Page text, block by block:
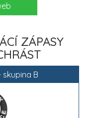
ZÁPASY
skupina B